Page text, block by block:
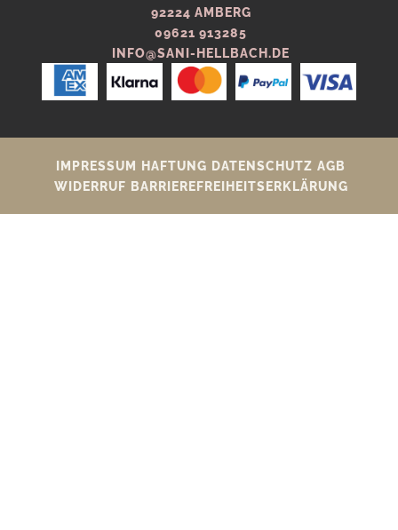
92224 AMBERG
09621 913285
INFO@SANI-HELLBACH.DE
IMPRESSUM HAFTUNG DATENSCHUTZ AGB
WIDERRUF BARRIEREFREIHEITSERKLÄRUNG